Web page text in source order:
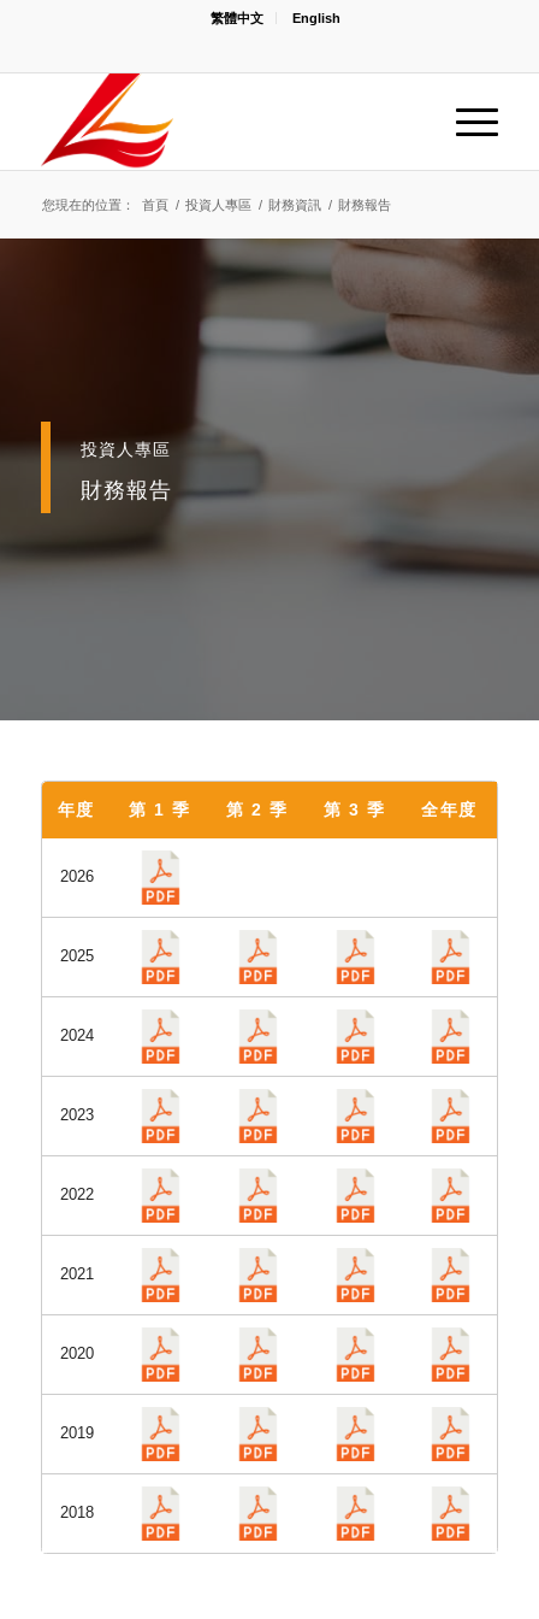
繁體中文 English
您現在的位置： 首頁 / 投資人專區 / 財務資訊 / 財務報告
投資人專區
財務報告
年度 第 1 季 第 2 季 第 3 季 全年度
2026
2025
2024
2023
2022
2021
2020
2019
2018